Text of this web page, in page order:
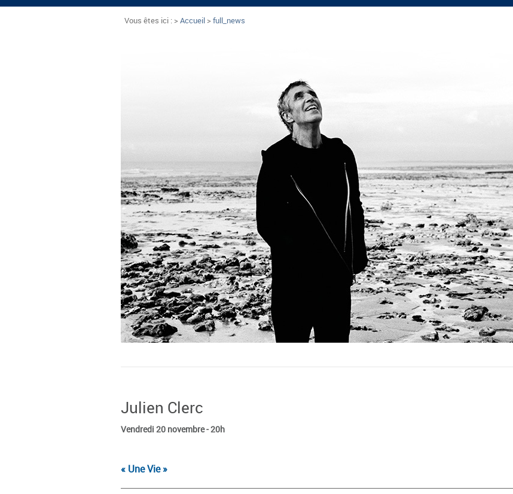
Vous êtes ici : >Accueil >full_news
Julien Clerc
Vendredi 20 novembre - 20h
« Une Vie »